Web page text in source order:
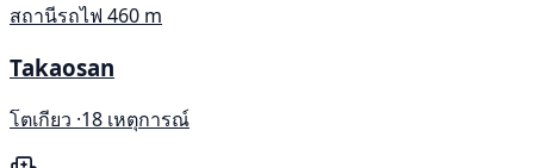
สถานีรถไฟ 460 m
Takaosan
โตเกียว ·18 เหตุการณ์